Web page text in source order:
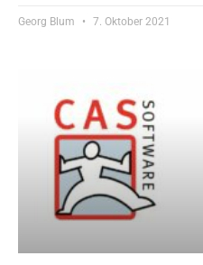
Georg Blum 7. Oktober 2021